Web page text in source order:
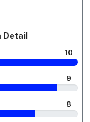
Detail
10
9
8